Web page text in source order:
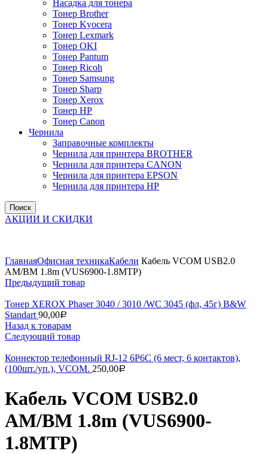
Насадка для тонера
Тонер Brother
Тонер Kyocera
Тонер Lexmark
Тонер OKI
Тонер Pantum
Тонер Ricoh
Тонер Samsung
Тонер Sharp
Тонер Xerox
Тонер НР
Тонер Саnon
Чернила
Заправочные комплекты
Чернила для принтера BROTHER
Чернила для принтера CANON
Чернила для принтера EPSON
Чернила для принтера HP
Поиск
АКЦИИ И СКИДКИ
ГлавнаяОфисная техникаКабели Кабель VCOM USB2.0
AM/BM 1.8m (VUS6900-1.8MTP)
Предыдущий товар
Тонер XEROX Phaser 3040 / 3010 /WC 3045 (фл, 45г) B&W
Standart90,00Р
Назад к товарам
Следующий товар
Коннектор телефонный RJ-12 6P6C (6 мест, 6 контактов),
(100шт./уп.), VCOM. 250,00Р
Кабель VCOM USB2.0
AM/BM 1.8m (VUS6900-
1.8MTP)